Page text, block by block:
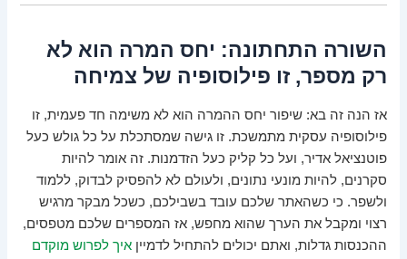
השורה התחתונה: יחס המרה הוא לא
רק מספר, זו פילוסופיה של צמיחה
אז הנה זה בא: שיפור יחס ההמרה הוא לא משימה חד פעמית, זו
פילוסופיה עסקית מתמשכת. זו גישה שמסתכלת על כל גולש כעל
פוטנציאל אדיר, ועל כל קליק כעל הזדמנות. זה אומר להיות
סקרנים, להיות מונעי נתונים, ולעולם לא להפסיק לבדוק, ללמוד
ולשפר. כי כשהאתר שלכם עובד בשבילכם, כשכל מבקר מרגיש
רצוי ומקבל את הערך שהוא מחפש, אז המספרים שלכם מטפסים,
ההכנסות גדלות, ואתם יכולים להתחיל לדמייןאיך לפרוש מוקדם